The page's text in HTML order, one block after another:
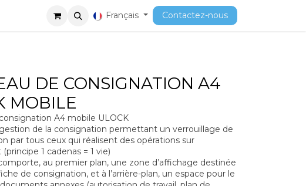
Recrutement Cours Français Contactez-nous
DE CONSIGNATION A4
MOBILE
A4 mobile ULOCK
de la consignation permettant un verrouillage de
par tous ceux qui réalisent des opérations sur
1 cadenas = 1 vie)
au premier plan, une zone d’affichage destinée
de consignation, et à l’arrière-plan, un espace pour le